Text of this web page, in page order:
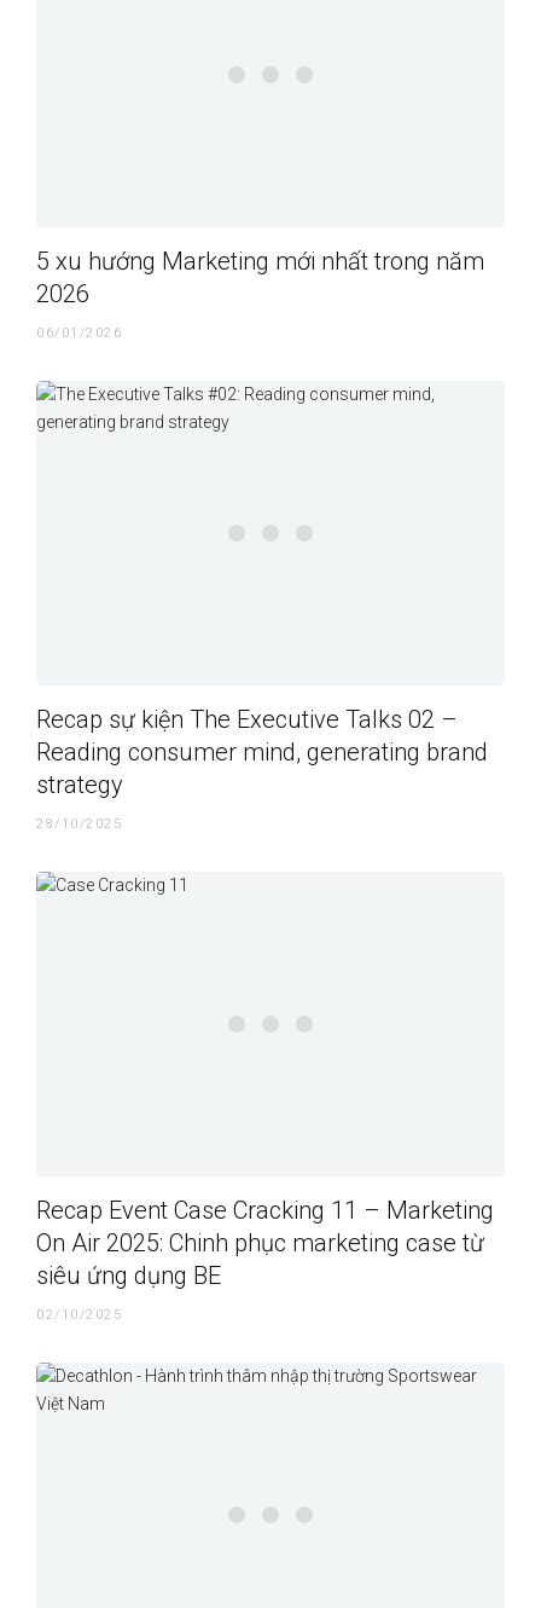
5 xu hướng Marketing mới nhất trong năm
2026
06/01/2026
Recap sự kiện The Executive Talks 02 –
Reading consumer mind, generating brand
strategy
28/10/2025
Recap Event Case Cracking 11 – Marketing
On Air 2025: Chinh phục marketing case từ
siêu ứng dụng BE
02/10/2025